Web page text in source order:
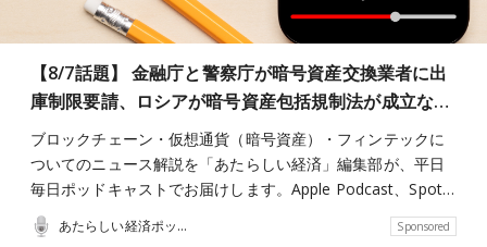
【8/7話題】 金融庁と警察庁が暗号資産交換業者に出
庫制限要請、ロシアが暗号資産包括規制法が成立な…
ブロックチェーン・仮想通貨（暗号資産）・フィンテックに
ついてのニュース解説を「あたらしい経済」編集部が、平日
毎日ポッドキャストでお届けします。Apple Podcast、Spot…
あたらしい経済ポッドキャスト Sponsored